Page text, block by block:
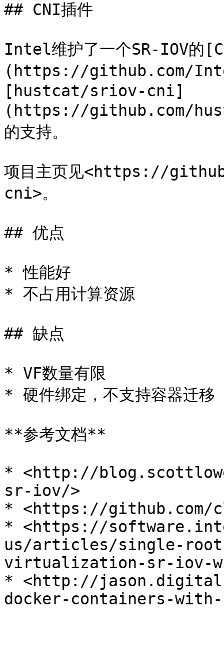
## CNI插件
Intel维护了一个SR-IOV的
(https://github.com/
[hustcat/sriov-cni]
(https://github.com/
的支持。
项目主页见<https://
cni>。
## 优点
* 性能好
* 不占用计算资源
## 缺点
* VF数量有限
* 硬件绑定，不支持容器迁移
**参考文档**
* <http://
sr-iov/>
* <https://github.com/
* <https://
us/articles/single-
virtualization-sr-iov-
* <http://